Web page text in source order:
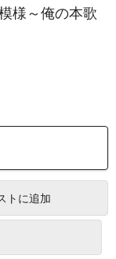
様～俺の本歌
トに追加